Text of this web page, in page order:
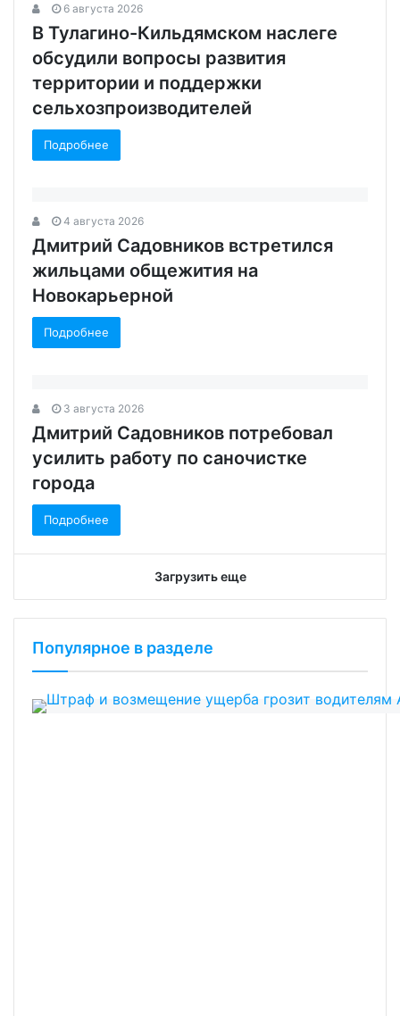
6 августа 2026
В Тулагино-Кильдямском наслеге
обсудили вопросы развития
территории и поддержки
сельхозпроизводителей
Подробнее
4 августа 2026
Дмитрий Садовников встретился
жильцами общежития на
Новокарьерной
Подробнее
3 августа 2026
Дмитрий Садовников потребовал
усилить работу по саночистке
города
Подробнее
Загрузить еще
Популярное в разделе